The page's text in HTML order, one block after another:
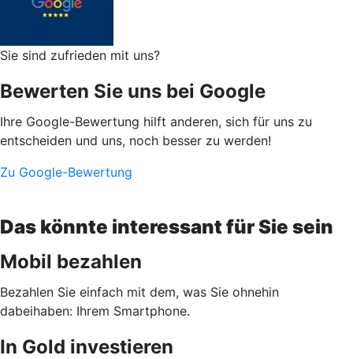
Sie sind zufrieden mit uns?
Bewerten Sie uns bei Google
Ihre Google-Bewertung hilft anderen, sich für uns zu
entscheiden und uns, noch besser zu werden!
Zu Google-Bewertung
Das könnte interessant für Sie sein
Mobil bezahlen
Bezahlen Sie einfach mit dem, was Sie ohnehin
dabeihaben: Ihrem Smartphone.
In Gold investieren